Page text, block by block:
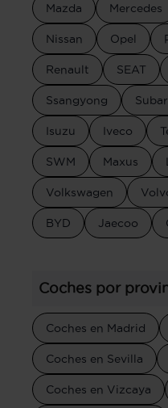
Mazda Mercedes
Nissan Opel
Renault SEAT
Ssangyong
Isuzu Iveco
SWM Maxus
Volkswagen
BYD Jaecoo
Coches por
Coches en Madrid
Coches en Sevilla
Coches en Vizcaya